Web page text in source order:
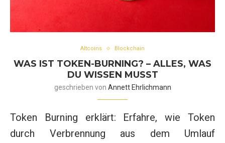
Altcoins Blockchain
WAS IST TOKEN-BURNING? – ALLES, WAS
DU WISSEN MUSST
geschrieben von Annett Ehrlichmann
Token Burning erklärt: Erfahre, wie Token
durch Verbrennung aus dem Umlauf